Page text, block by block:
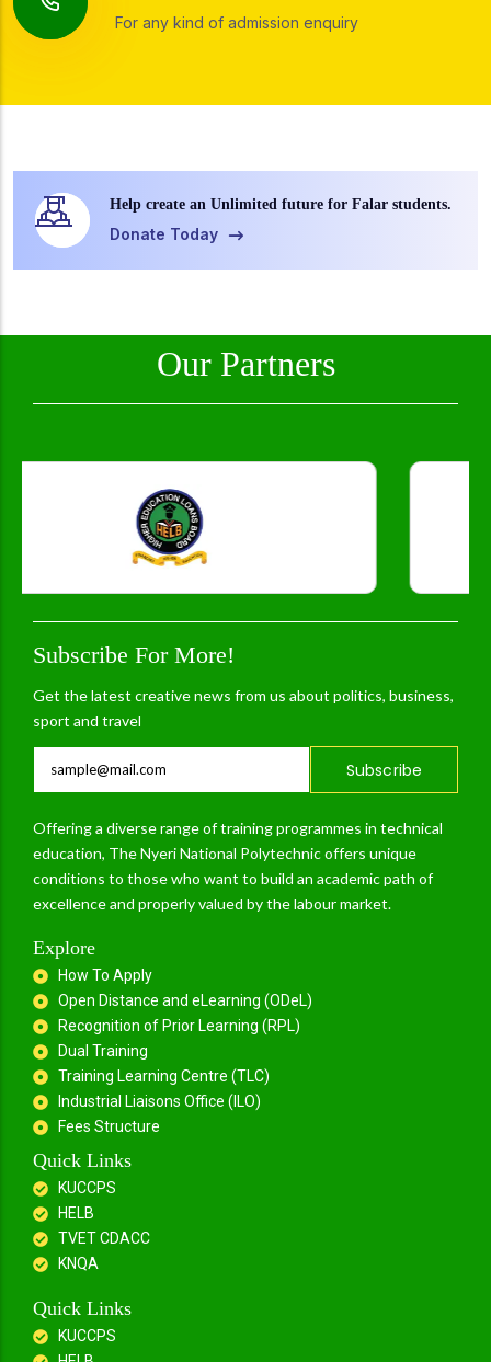
For any kind of admission enquiry
Help create an Unlimited future for Falar students.
Donate Today
Our Partners
Subscribe For More!
Get the latest creative news from us about politics, business,
sport and travel
Subscribe
Offering a diverse range of training programmes in technical
education, The Nyeri National Polytechnic offers unique
conditions to those who want to build an academic path of
excellence and properly valued by the labour market.
Explore
How To Apply
Open Distance and eLearning (ODeL)
Recognition of Prior Learning (RPL)
Dual Training
Training Learning Centre (TLC)
Industrial Liaisons Office (ILO)
Fees Structure
Quick Links
KUCCPS
HELB
TVET CDACC
KNQA
Quick Links
KUCCPS